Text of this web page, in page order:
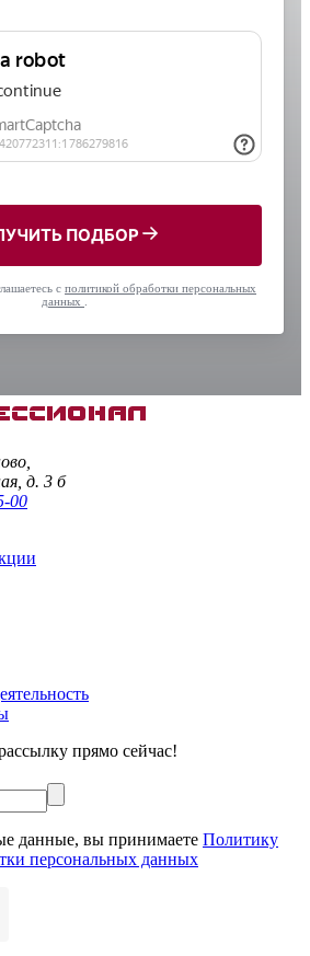
ПОДБОР
с политикой обработки персональных
данных
д. 3 б
00
прямо сейчас!
данные, вы принимаете Политику
персональных данных